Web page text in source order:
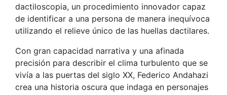
dactiloscopia, un procedimiento innovador capaz
de identificar a una persona de manera inequívoca
utilizando el relieve único de las huellas dactilares.
Con gran capacidad narrativa y una afinada
precisión para describir el clima turbulento que se
vivía a las puertas del siglo XX, Federico Andahazi
crea una historia oscura que indaga en personajes